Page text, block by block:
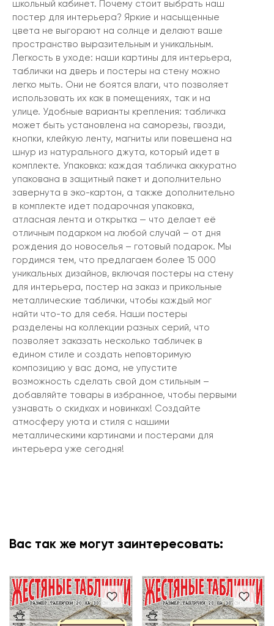
школьный кабинет. Почему стоит выбрать наш
постер для интерьера? Яркие и насыщенные
цвета не выгорают на солнце и делают ваше
пространство выразительным и уникальным.
Легкость в уходе: наши картины для интерьера,
таблички на дверь и постеры на стену можно
легко мыть. Они не боятся влаги, что позволяет
использовать их как в помещениях, так и на
улице. Удобные варианты крепления: табличка
может быть установлена на саморезы, гвозди,
кнопки, клейкую ленту, магниты или повешена на
шнур из натурального джута, который идет в
комплекте. Упаковка: каждая табличка аккуратно
упакована в защитный пакет и дополнительно
завернута в эко-картон, а также дополнительно
в комплекте идет подарочная упаковка,
атласная лента и открытка — что делает её
отличным подарком на любой случай – от дня
рождения до новоселья – готовый подарок. Мы
гордимся тем, что предлагаем более 15 000
уникальных дизайнов, включая постеры на стену
для интерьера, постер на заказ и прикольные
металлические таблички, чтобы каждый мог
найти что-то для себя. Наши постеры
разделены на коллекции разных серий, что
позволяет заказать несколько табличек в
едином стиле и создать неповторимую
композицию у вас дома, не упустите
возможность сделать свой дом стильным –
добавляйте товары в избранное, чтобы первыми
узнавать о скидках и новинках! Создайте
атмосферу уюта и стиля с нашими
металлическими картинами и постерами для
интерьера уже сегодня!
Вас так же могут заинтересовать: